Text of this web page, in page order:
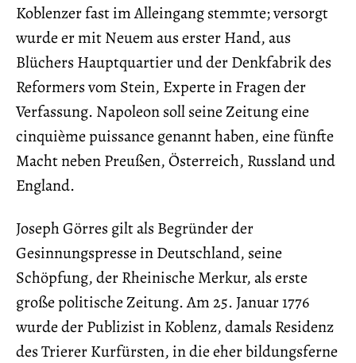
Koblenzer fast im Alleingang stemmte; versorgt
wurde er mit Neuem aus erster Hand, aus
Blüchers Hauptquartier und der Denkfabrik des
Reformers vom Stein, Experte in Fragen der
Verfassung. Napoleon soll seine Zeitung eine
cinquième puissance genannt haben, eine fünfte
Macht neben Preußen, Österreich, Russland und
England.
Joseph Görres gilt als Begründer der
Gesinnungspresse in Deutschland, seine
Schöpfung, der Rheinische Merkur, als erste
große politische Zeitung. Am 25. Januar 1776
wurde der Publizist in Koblenz, damals Residenz
des Trierer Kurfürsten, in die eher bildungsferne